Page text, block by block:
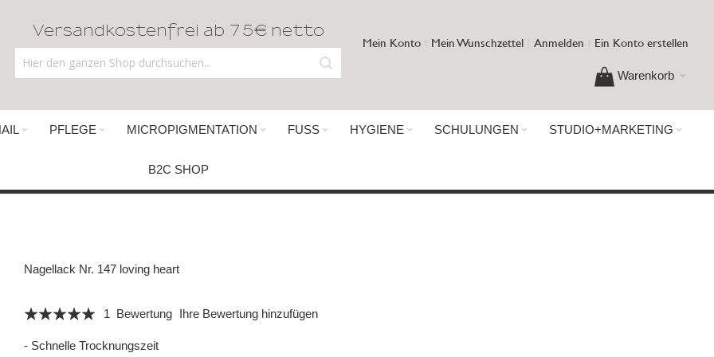
Versandkostenfrei ab 75€ netto
Mein Konto Mein Wunschzettel Anmelden Ein Konto erstellen
Warenkorb
PFLEGE MICROPIGMENTATION FUSS HYGIENE SCHULUNGEN STUDIO+MARKETING
B2C SHOP
Nagellack Nr. 147 loving heart
Bewertung:
1 Bewertung Ihre Bewertung hinzufügen
- Schnelle Trocknungszeit